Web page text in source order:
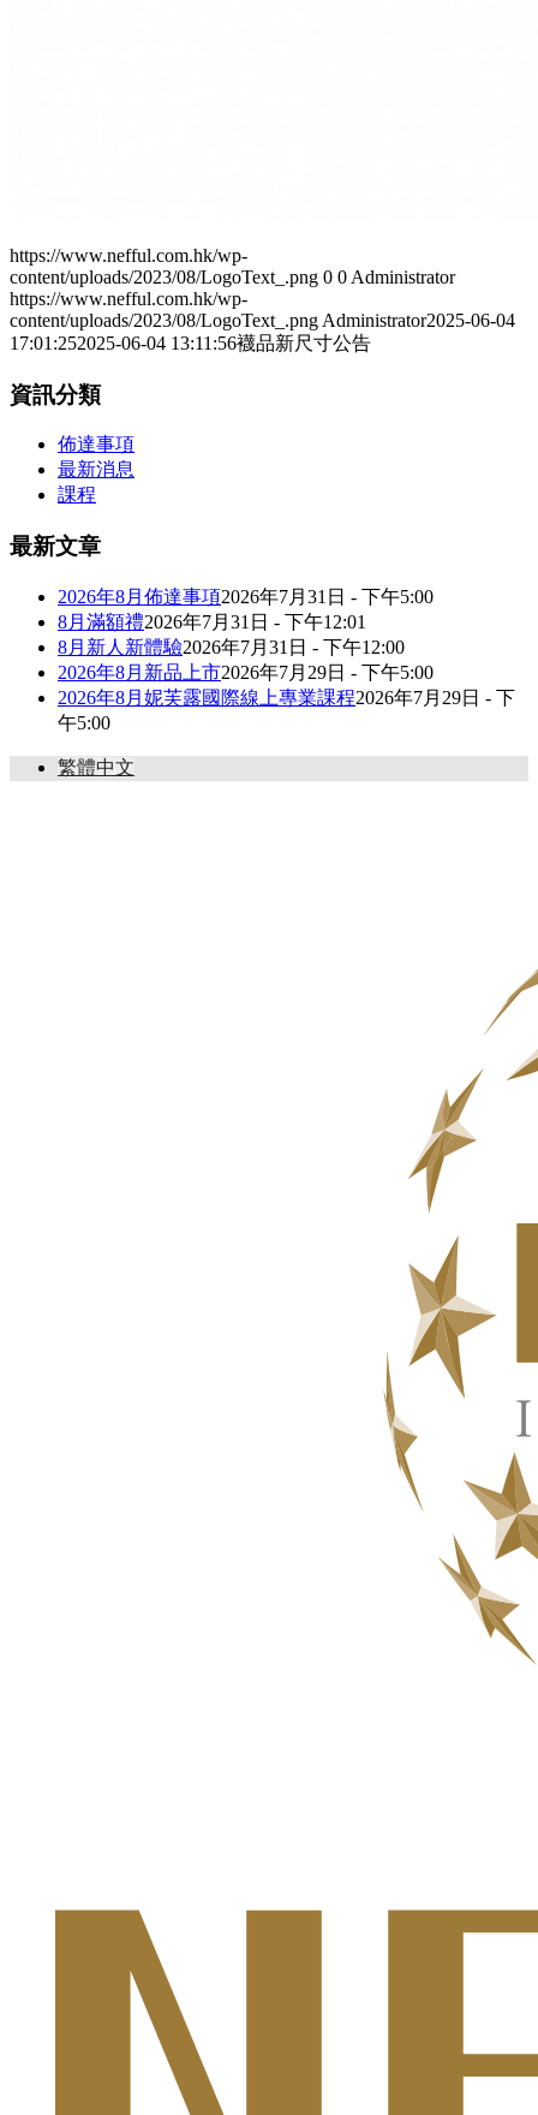
https://www.nefful.com.hk/wp-
content/uploads/2023/08/LogoText_.png 0 0 Administrator
https://www.nefful.com.hk/wp-
content/uploads/2023/08/LogoText_.png Administrator2025-06-04
17:01:252025-06-04 13:11:56襪品新尺寸公告
資訊分類
佈達事項
最新消息
課程
最新文章
2026年8月佈達事項2026年7月31日 - 下午5:00
8月滿額禮2026年7月31日 - 下午12:01
8月新人新體驗2026年7月31日 - 下午12:00
2026年8月新品上市2026年7月29日 - 下午5:00
2026年8月妮芙露國際線上專業課程2026年7月29日 - 下
午5:00
繁體中文